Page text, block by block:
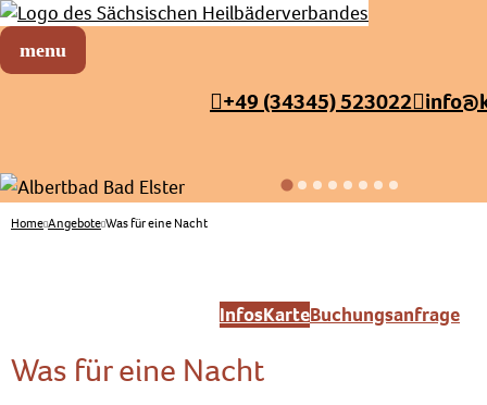
Sächsischer Heilbäderverband
+49 (34345) 523022
Home Angebote Was für eine Nacht
InfosKarteBuchungsanfrage
Was für eine Nacht